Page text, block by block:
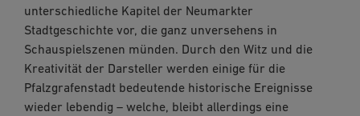
unterschiedliche Kapitel der Neumarkter
Stadtgeschichte vor, die ganz unversehens in
Schauspielszenen münden. Durch den Witz und die
Kreativität der Darsteller werden einige für die
Pfalzgrafenstadt bedeutende historische Ereignisse
wieder lebendig – welche, bleibt allerdings eine